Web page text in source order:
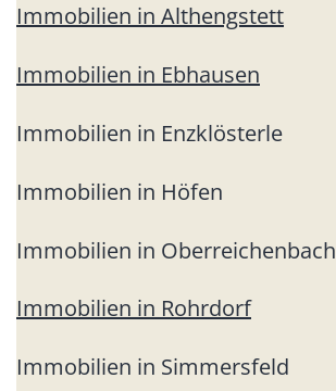
Immobilien in Althengstett
Immobilien in Ebhausen
Immobilien in Enzklösterle
Immobilien in Höfen
Immobilien in Oberreichenbach
Immobilien in Rohrdorf
Immobilien in Simmersfeld